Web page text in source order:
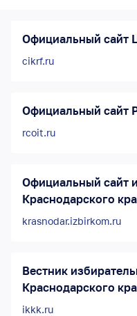
Официальный сайт
cikrf.ru
Официальный сайт
rcoit.ru
Официальный сайт
Краснодарского
krasnodar.izbirkom.ru
Вестник
Краснодарского
ikkk.ru